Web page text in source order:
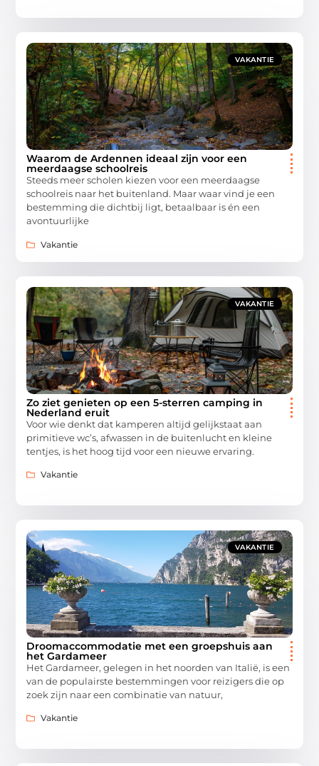
VAKANTIE
Waarom de Ardennen ideaal zijn voor een
meerdaagse schoolreis
Steeds meer scholen kiezen voor een meerdaagse
schoolreis naar het buitenland. Maar waar vind je een
bestemming die dichtbij ligt, betaalbaar is én een
avontuurlijke
Vakantie
VAKANTIE
Zo ziet genieten op een 5-sterren camping in
Nederland eruit
Voor wie denkt dat kamperen altijd gelijkstaat aan
primitieve wc’s, afwassen in de buitenlucht en kleine
tentjes, is het hoog tijd voor een nieuwe ervaring.
Vakantie
VAKANTIE
Droomaccommodatie met een groepshuis aan
het Gardameer
Het Gardameer, gelegen in het noorden van Italië, is een
van de populairste bestemmingen voor reizigers die op
zoek zijn naar een combinatie van natuur,
Vakantie